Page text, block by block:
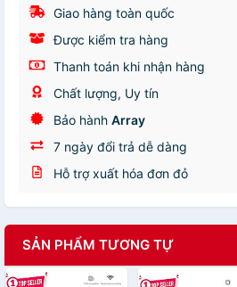
Giao hàng toàn quốc
Được kiểm tra hàng
Thanh toán khi nhận hàng
Chất lượng, Uy tín
Bảo hành Array
7 ngày đổi trả dễ dàng
Hỗ trợ xuất hóa đơn đỏ
SẢN PHẨM TƯƠNG TỰ